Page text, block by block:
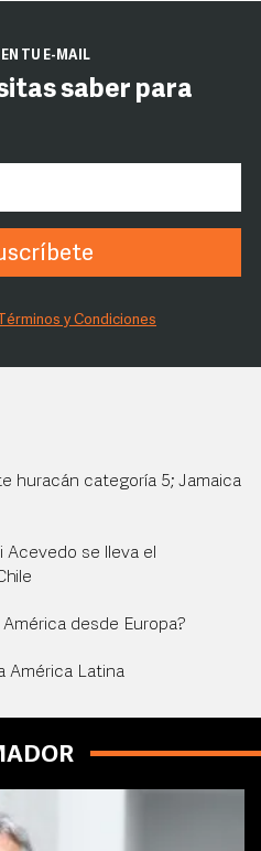
TU E-MAIL
saber para
Términos y Condiciones
huracán categoría 5; Jamaica
Acevedo se lleva el
desde Europa?
América Latina